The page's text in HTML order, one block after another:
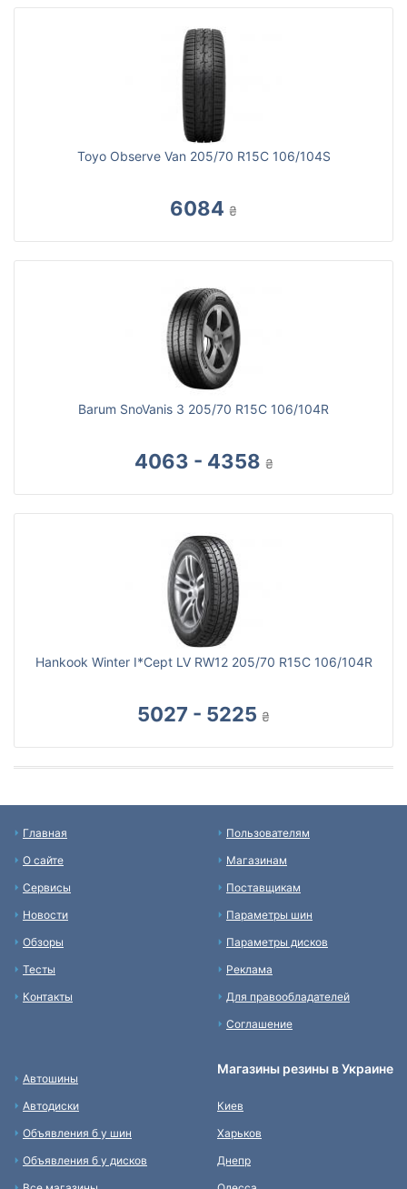
Toyo Observe Van 205/70 R15C 106/104S
6084 ₴
Barum SnoVanis 3 205/70 R15C 106/104R
4063 - 4358 ₴
Hankook Winter I*Cept LV RW12 205/70 R15C 106/104R
5027 - 5225 ₴
Главная
О сайте
Сервисы
Новости
Обзоры
Тесты
Контакты
Пользователям
Магазинам
Поставщикам
Параметры шин
Параметры дисков
Реклама
Для правообладателей
Соглашение
Автошины
Автодиски
Объявления б у шин
Объявления б у дисков
Магазины резины в Украине
Киев
Харьков
Днепр